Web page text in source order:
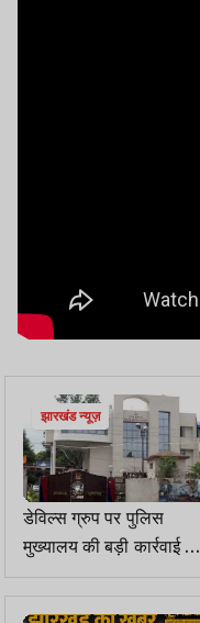
झारखंड न्यूज़
डेविल्स ग्रुप पर पुलिस
मुख्यालय की बड़ी कार्रवाई की
तैयारी, चार जिलों की संयुक्त
टीम होगी गठित